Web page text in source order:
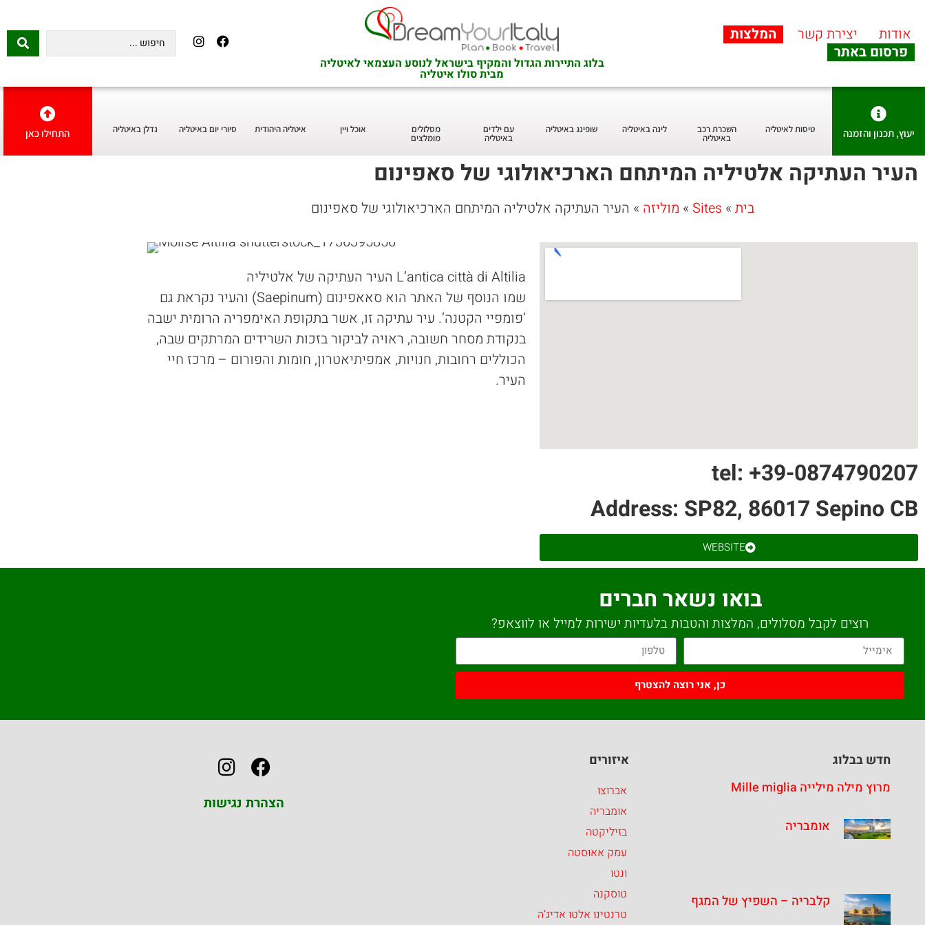
אודות יצירת קשר
המלצות
פרסום באתר
בלוג התיירות הגדול והמקיף בישראל לנוסע העצמאי לאיטליה
מבית סולו איטליה
יעוץ, תכנון והזמנה טיסות לאיטליה השכרת רכב
באיטליה
לינה באיטליה שופינג באיטליה עם ילדים
באיטליה
מסלולים
מומלצים
אוכל ויין איטליה היהודית סיורי יום באיטליה נדלן באיטליה התחילו כאן
העיר העתיקה אלטיליה המיתחם הארכיאולוגי של סאפינום
בית »
Sites
» מוליזה » העיר העתיקה אלטיליה המיתחם הארכיאולוגי של סאפינום
tel: +39-0874790207
Address: SP82, 86017 Sepino CB
WEBSITE
L’antica città di Altilia העיר העתיקה של אלטיליה
שמו הנוסף של האתר הוא סאאפינום (Saepinum) והעיר נקראת גם
‘פומפיי הקטנה’. עיר עתיקה זו, אשר בתקופת האימפריה הרומית ישבה
בנקודת מסחר חשובה, ראויה לביקור בזכות השרידים המרתקים שבה,
הכוללים רחובות, חנויות, אמפיתיאטרון, חומות והפורום – מרכז חיי
העיר.
בואו נשאר חברים
רוצים לקבל מסלולים, המלצות והטבות בלעדיות ישירות למייל או לווצאפ?
כן, אני רוצה להצטרף
חדש בבלוג
מרוץ מילה מילייה Mille miglia
אומבריה
קלבריה – השפיץ של המגף
איזורים
אברוצו
אומבריה
בזיליקטה
עמק אאוסטה
ונטו
טוסקנה
טרנטינו אלטו אדיג’ה
הצהרת נגישות